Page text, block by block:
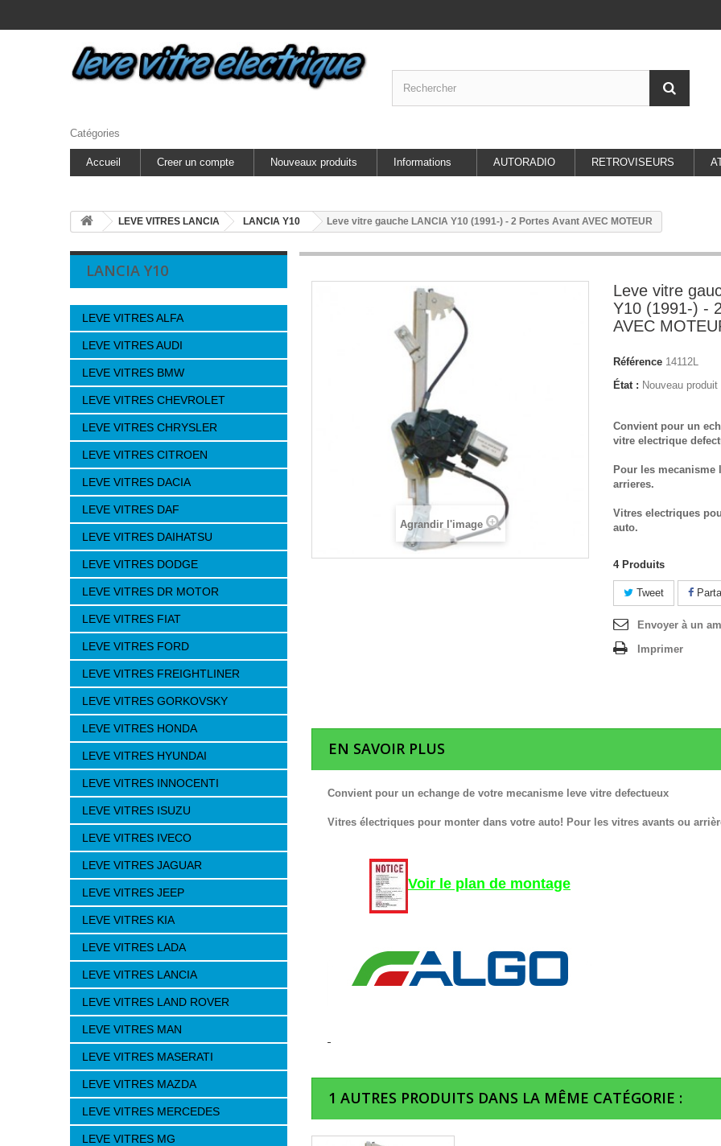
Catégories
Accueil Creer un compte Nouveaux produits Informations AUTORADIO RETROVISEURS
LEVE VITRES LANCIA LANCIA Y10 Leve vitre gauche LANCIA Y10 (1991-) - 2 Portes Avant AVEC MOTEUR
LANCIA Y10
LEVE VITRES ALFA
LEVE VITRES AUDI
LEVE VITRES BMW
LEVE VITRES CHEVROLET
LEVE VITRES CHRYSLER
LEVE VITRES CITROEN
LEVE VITRES DACIA
LEVE VITRES DAF
LEVE VITRES DAIHATSU
LEVE VITRES DODGE
LEVE VITRES DR MOTOR
LEVE VITRES FIAT
LEVE VITRES FORD
LEVE VITRES FREIGHTLINER
LEVE VITRES GORKOVSKY
LEVE VITRES HONDA
LEVE VITRES HYUNDAI
LEVE VITRES INNOCENTI
LEVE VITRES ISUZU
LEVE VITRES IVECO
LEVE VITRES JAGUAR
LEVE VITRES JEEP
LEVE VITRES KIA
LEVE VITRES LADA
LEVE VITRES LANCIA
LEVE VITRES LAND ROVER
LEVE VITRES MAN
LEVE VITRES MASERATI
LEVE VITRES MAZDA
LEVE VITRES MERCEDES
LEVE VITRES MG
Agrandir l'image
Leve vitre
Y10 (1991-) -
AVEC
Référence 14112L
État : Nouveau produit
Convient pour un
vitre electrique
Pour les mecanisme
arrieres.
Vitres electriques
auto.
4 Produits
Tweet
Envoyer à un
Imprimer
EN SAVOIR PLUS
Convient pour un echange de votre mecanisme leve vitre defectueux
Vitres électriques pour monter dans votre auto! Pour les vitres avants ou
Voir le plan de montage
1 AUTRES PRODUITS DANS LA MÊME CATÉGORIE :